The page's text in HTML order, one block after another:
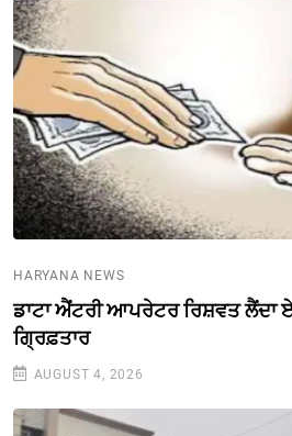
HARYANA NEWS
ਡਾਟਾ ਐਂਟਰੀ ਆਪਰੇਟਰ ਰਿਸ਼ਵਤ ਲੈਂਦਾ ਏ.
ਗ੍ਰਿਫ਼ਤਾਰ
AUGUST 4, 2026